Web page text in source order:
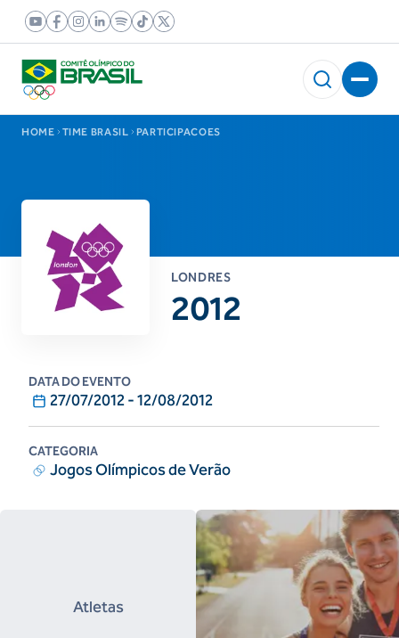
HOME TIME BRASIL PARTICIPACOES
LONDRES
2012
DATA DO EVENTO
27/07/2012-12/08/2012
CATEGORIA
Jogos Olímpicos de Verão
Atletas